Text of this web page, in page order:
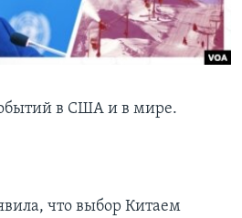
в США и в мире.
что выбор Китаем